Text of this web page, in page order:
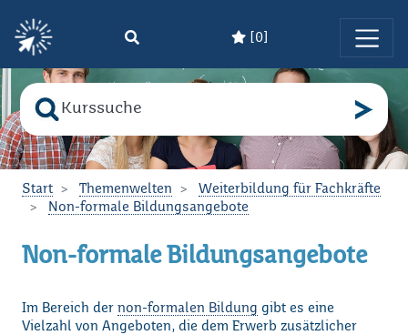
Zum Hauptinhalt springen
[ 0]
Suche nach
Bitte geben Sie den Suchbegriff ein!
Start Themenwelten
Weiterbildung für Fachkräfte
Non-formale Bildungsangebote
Non-formale Bildungsangebote
Im Bereich der non-formalen Bildung gibt es eine
Vielzahl von Angeboten, die dem Erwerb zusätzlicher